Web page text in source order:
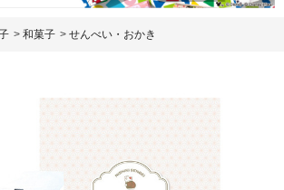
> 和菓子 > せんべい・おかき